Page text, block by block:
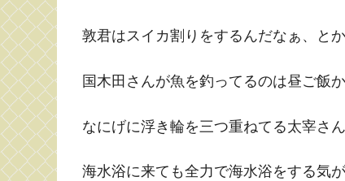
敦君はスイカ割りをするんだなぁ、とか
国木田さんが魚を釣ってるのは昼ご飯
なにげに浮き輪を三つ重ねてる太宰さ
海水浴に来ても全力で海水浴をする気